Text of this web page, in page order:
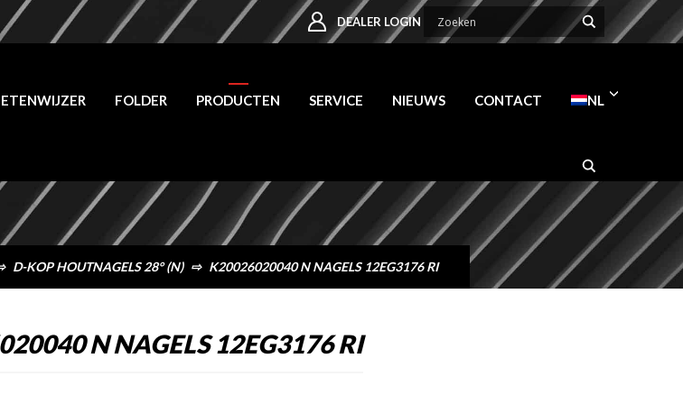
D-KOP HOUTNAGELS 28° (N) ⇨ K20026020040 N NAGELS 12EG3176 RI
DEALER LOGIN
FOLDER PRODUCTEN SERVICE NIEUWS CONTACT NL
N NAGELS 12EG3176 RI